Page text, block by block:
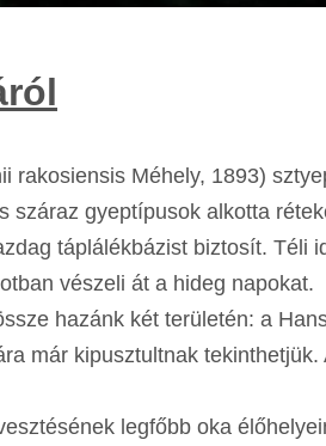
rakosiensis Méhely, 1893)
száraz gyeptípusok alkotta
táplálékbázist biztosít. Téli
vészeli át a hideg napokat.
hazánk két területén: a
már kipusztultnak
legfőbb oka